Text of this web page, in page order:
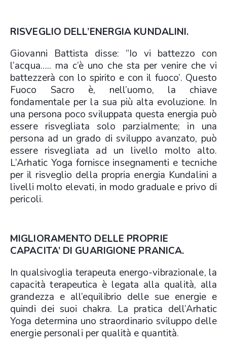
RISVEGLIO DELL’ENERGIA KUNDALINI.
Giovanni Battista disse: “Io vi battezzo con
l’acqua….. ma c’è uno che sta per venire che vi
battezzerà con lo spirito e con il fuoco’. Questo
Fuoco Sacro è, nell’uomo, la chiave
fondamentale per la sua più alta evoluzione. In
una persona poco sviluppata questa energia può
essere risvegliata solo parzialmente; in una
persona ad un grado di sviluppo avanzato, può
essere risvegliata ad un livello molto alto.
L’Arhatic Yoga fornisce insegnamenti e tecniche
per il risveglio della propria energia Kundalini a
livelli molto elevati, in modo graduale e privo di
pericoli.
MIGLIORAMENTO DELLE PROPRIE
CAPACITA’ DI GUARIGIONE PRANICA.
In qualsivoglia terapeuta energo-vibrazionale, la
capacità terapeutica è legata alla qualità, alla
grandezza e all’equilibrio delle sue energie e
quindi dei suoi chakra. La pratica dell’Arhatic
Yoga determina uno straordinario sviluppo delle
energie personali per qualità e quantità.